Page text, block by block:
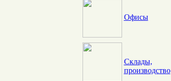
Офисы
Склады,
производство